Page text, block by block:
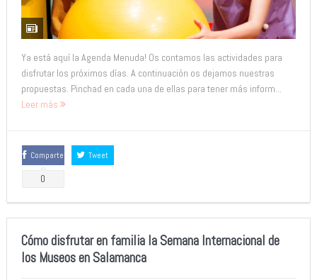
Ya está aquí la Agenda Menuda! Os contamos las actividades para
disfrutar los próximos días. A continuación os dejamos nuestras
propuestas. Pinchad en cada una de ellas para tener más inform...
Leer más
Comparte
0
Tweet
Cómo disfrutar en familia la Semana Internacional de
los Museos en Salamanca